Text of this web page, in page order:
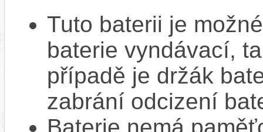
Tuto baterii je
baterie vyndávací,
případě je držák
zabrání odcizení
Baterie nemá